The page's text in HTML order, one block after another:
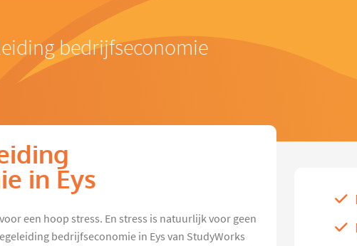
bedrijfseconomie
in Eys
een hoop stress. En stress is natuurlijk voor geen
bedrijfseconomie in Eys van StudyWorks